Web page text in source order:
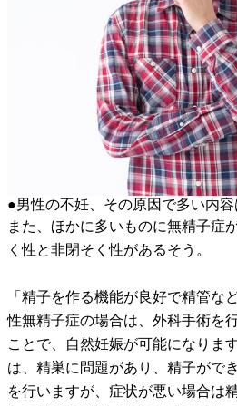
●男性の不妊、その原因で多い内容
また、ほかに多いものに無精子症
く性と非閉そく性があるそう。
「精子を作る機能が良好で精管な
性無精子症の場合は、外科手術を
ことで、自然妊娠が可能になりま
は、精巣に問題があり、精子がで
を行いますが、症状が悪い場合は